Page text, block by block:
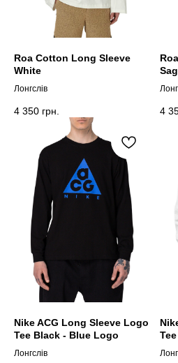
Roa Сotton Long Sleeve
White
Лонгслів
4 350 грн. 4
Nike ACG Long Sleeve Logo
Tee Black - Blue Logo
Лонгслів